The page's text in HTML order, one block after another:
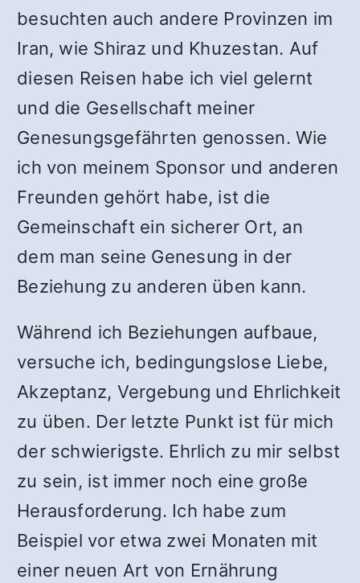
besuchten auch andere Provinzen im
Iran, wie Shiraz und Khuzestan. Auf
diesen Reisen habe ich viel gelernt
und die Gesellschaft meiner
Genesungsgefährten genossen. Wie
ich von meinem Sponsor und anderen
Freunden gehört habe, ist die
Gemeinschaft ein sicherer Ort, an
dem man seine Genesung in der
Beziehung zu anderen üben kann.
Während ich Beziehungen aufbaue,
versuche ich, bedingungslose Liebe,
Akzeptanz, Vergebung und Ehrlichkeit
zu üben. Der letzte Punkt ist für mich
der schwierigste. Ehrlich zu mir selbst
zu sein, ist immer noch eine große
Herausforderung. Ich habe zum
Beispiel vor etwa zwei Monaten mit
einer neuen Art von Ernährung